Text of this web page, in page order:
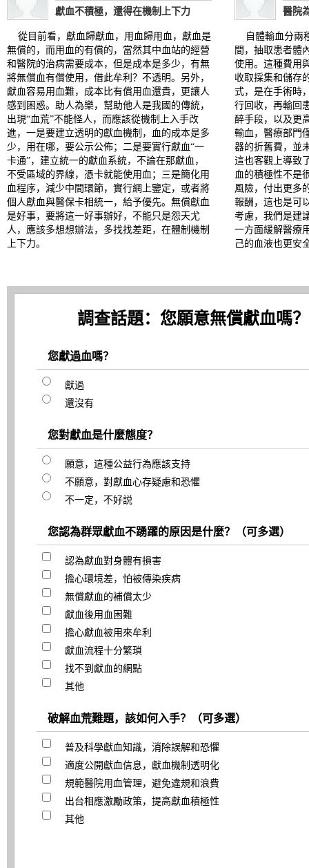
獻血不積極，還得在機制上下力
從目前看，獻血歸獻血，用血歸用血，獻血是
無償的，而用血的有償的，當然其中血站的經營
和醫院的治病需要成本，但是成本是多少，有無
將無償血有償使用，借此牟利？不透明。另外，
獻血容易用血難，成本比有償用血還貴，更讓人
感到困惑。助人為樂，幫助他人是我國的傳統，
出現“血荒”不能怪人，而應該從機制上入手改
進，一是要建立透明的獻血機制，血的成本是多
少，用在哪，要公示公佈；二是要實行獻血“一
卡通”，建立統一的獻血系統，不論在那獻血，
不受區域的界線，憑卡就能使用血；三是簡化用
血程序，減少中間環節，實行網上鑒定，或者將
個人獻血與醫保卡相統一，給予優先。無償獻血
是好事，要將這一好事辦好，不能只是怨天尤
人，應該多想想辦法，多找找差距，在體制機制
上下力。
醫院
自體輸血分兩
間，抽取患者體
使用。這種費用
收取採集和儲存
式，是在手術時
行回收，再輸回
醉手段，以及更
輸血，醫療部門
器的折舊費，並
這也客觀上導致
血的積極性不是
風險，付出更多
報酬，這也是可
考慮，我們是建
一方面緩解醫療
己的血液也更安
調查話題：您願意無償獻血嗎？
您獻過血嗎？
獻過
還沒有
您對獻血是什麼態度？
願意，這種公益行為應該支持
不願意，對獻血心存疑慮和恐懼
不一定，不好説
您認為群眾獻血不踴躍的原因是什麼？（可多選）
認為獻血對身體有損害
擔心環境差，怕被傳染疾病
無償獻血的補償太少
獻血後用血困難
擔心獻血被用來牟利
獻血流程十分繁瑣
找不到獻血的網點
其他
破解血荒難題，該如何入手？（可多選）
普及科學獻血知識，消除誤解和恐懼
適度公開獻血信息，獻血機制透明化
規範醫院用血管理，避免違規和浪費
出台相應激勵政策，提高獻血積極性
其他